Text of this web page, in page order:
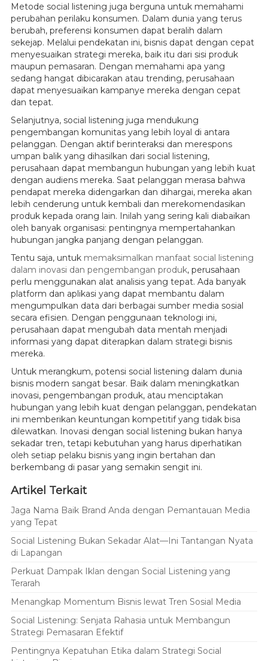
Metode social listening juga berguna untuk memahami
perubahan perilaku konsumen. Dalam dunia yang terus
berubah, preferensi konsumen dapat beralih dalam
sekejap. Melalui pendekatan ini, bisnis dapat dengan cepat
menyesuaikan strategi mereka, baik itu dari sisi produk
maupun pemasaran. Dengan memahami apa yang
sedang hangat dibicarakan atau trending, perusahaan
dapat menyesuaikan kampanye mereka dengan cepat
dan tepat.
Selanjutnya, social listening juga mendukung
pengembangan komunitas yang lebih loyal di antara
pelanggan. Dengan aktif berinteraksi dan merespons
umpan balik yang dihasilkan dari social listening,
perusahaan dapat membangun hubungan yang lebih kuat
dengan audiens mereka. Saat pelanggan merasa bahwa
pendapat mereka didengarkan dan dihargai, mereka akan
lebih cenderung untuk kembali dan merekomendasikan
produk kepada orang lain. Inilah yang sering kali diabaikan
oleh banyak organisasi: pentingnya mempertahankan
hubungan jangka panjang dengan pelanggan.
Tentu saja, untuk memaksimalkan manfaat social listening
dalam inovasi dan pengembangan produk, perusahaan
perlu menggunakan alat analisis yang tepat. Ada banyak
platform dan aplikasi yang dapat membantu dalam
mengumpulkan data dari berbagai sumber media sosial
secara efisien. Dengan penggunaan teknologi ini,
perusahaan dapat mengubah data mentah menjadi
informasi yang dapat diterapkan dalam strategi bisnis
mereka.
Untuk merangkum, potensi social listening dalam dunia
bisnis modern sangat besar. Baik dalam meningkatkan
inovasi, pengembangan produk, atau menciptakan
hubungan yang lebih kuat dengan pelanggan, pendekatan
ini memberikan keuntungan kompetitif yang tidak bisa
dilewatkan. Inovasi dengan social listening bukan hanya
sekadar tren, tetapi kebutuhan yang harus diperhatikan
oleh setiap pelaku bisnis yang ingin bertahan dan
berkembang di pasar yang semakin sengit ini.
Artikel Terkait
Jaga Nama Baik Brand Anda dengan Pemantauan Media
yang Tepat
Social Listening Bukan Sekadar Alat—Ini Tantangan Nyata
di Lapangan
Perkuat Dampak Iklan dengan Social Listening yang
Terarah
Menangkap Momentum Bisnis lewat Tren Sosial Media
Social Listening: Senjata Rahasia untuk Membangun
Strategi Pemasaran Efektif
Pentingnya Kepatuhan Etika dalam Strategi Social